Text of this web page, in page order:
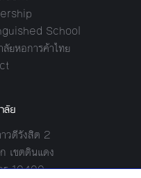
School
ยหอการค้าไทย
ลัย
วดีรังสิต 2
เขตดินแดง
ร 10400